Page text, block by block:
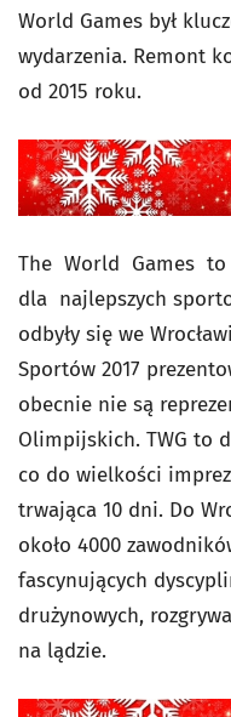
World Games był
wydarzenia. Remont
od 2015 roku.
The World Games
dla najlepszych
odbyły się we
Sportów 2017
obecnie nie są
Olimpijskich. TWG to
co do wielkości
trwająca 10 dni. Do
około 4000
fascynujących
drużynowych,
na lądzie.